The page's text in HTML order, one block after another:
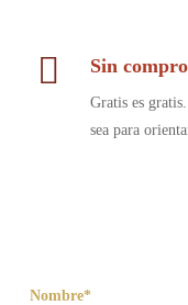
Sin
Gratis es
sea para
Nombre*